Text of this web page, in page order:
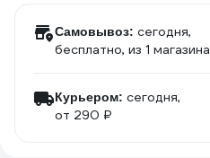
Самовывоз: сегодня,
бесплатно, из 1 магазина
Курьером: сегодня,
от 290 ₽